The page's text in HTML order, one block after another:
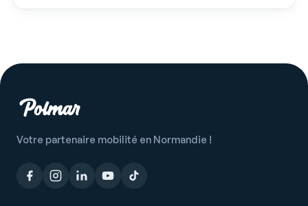
Système de prévention des collisions
Témoin de bouclage ceinture conducteur
Témoin de perte de pression pneumatique
TMC
Votre partenaire mobilité en Normandie !